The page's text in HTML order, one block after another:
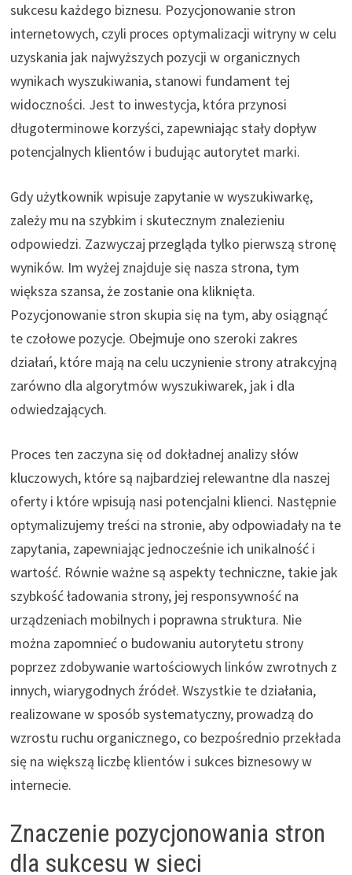
sukcesu każdego biznesu. Pozycjonowanie stron
internetowych, czyli proces optymalizacji witryny w celu
uzyskania jak najwyższych pozycji w organicznych
wynikach wyszukiwania, stanowi fundament tej
widoczności. Jest to inwestycja, która przynosi
długoterminowe korzyści, zapewniając stały dopływ
potencjalnych klientów i budując autorytet marki.
Gdy użytkownik wpisuje zapytanie w wyszukiwarkę,
zależy mu na szybkim i skutecznym znalezieniu
odpowiedzi. Zazwyczaj przegląda tylko pierwszą stronę
wyników. Im wyżej znajduje się nasza strona, tym
większa szansa, że zostanie ona kliknięta.
Pozycjonowanie stron skupia się na tym, aby osiągnąć
te czołowe pozycje. Obejmuje ono szeroki zakres
działań, które mają na celu uczynienie strony atrakcyjną
zarówno dla algorytmów wyszukiwarek, jak i dla
odwiedzających.
Proces ten zaczyna się od dokładnej analizy słów
kluczowych, które są najbardziej relewantne dla naszej
oferty i które wpisują nasi potencjalni klienci. Następnie
optymalizujemy treści na stronie, aby odpowiadały na te
zapytania, zapewniając jednocześnie ich unikalność i
wartość. Równie ważne są aspekty techniczne, takie jak
szybkość ładowania strony, jej responsywność na
urządzeniach mobilnych i poprawna struktura. Nie
można zapomnieć o budowaniu autorytetu strony
poprzez zdobywanie wartościowych linków zwrotnych z
innych, wiarygodnych źródeł. Wszystkie te działania,
realizowane w sposób systematyczny, prowadzą do
wzrostu ruchu organicznego, co bezpośrednio przekłada
się na większą liczbę klientów i sukces biznesowy w
internecie.
Znaczenie pozycjonowania stron
dla sukcesu w sieci